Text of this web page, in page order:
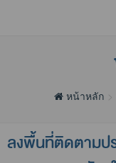
หน้าหลัก
ลงพื้นที่ติดตามปร